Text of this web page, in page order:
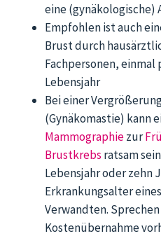
eine (gynäkologische)
Empfohlen ist auch
Brust durch
Fachpersonen, einmal
Lebensjahr
Bei einer
(Gynäkomastie) kann
Mammographiezur
Brustkrebs ratsam
Lebensjahr oder zehn
Erkrankungsalter
Verwandten.
Kostenübernahme